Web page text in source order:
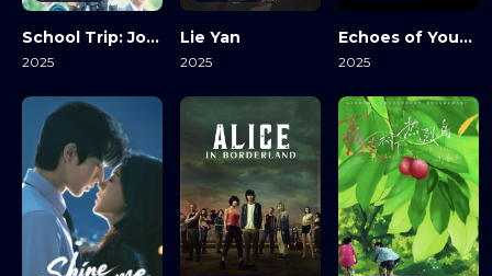
School Trip: Joined A Group I’m Not Close To
2025
Lie Yan
2025
Echoes of Your Name
2025